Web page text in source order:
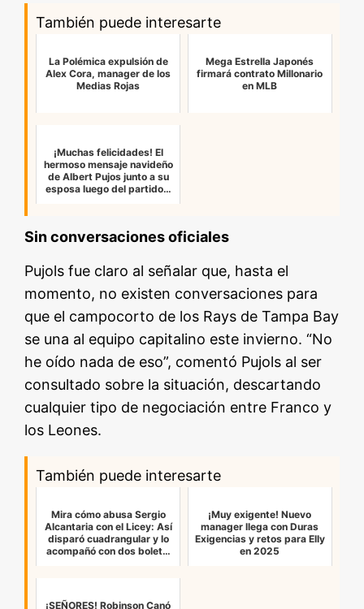
También puede interesarte
La Polémica expulsión de
Alex Cora, manager de los
Medias Rojas
Mega Estrella Japonés
firmará contrato Millonario
en MLB
¡Muchas felicidades! El
hermoso mensaje navideño
de Albert Pujos junto a su
esposa luego del partido…
Sin conversaciones oficiales
Pujols fue claro al señalar que, hasta el
momento, no existen conversaciones para
que el campocorto de los Rays de Tampa Bay
se una al equipo capitalino este invierno. “No
he oído nada de eso”, comentó Pujols al ser
consultado sobre la situación, descartando
cualquier tipo de negociación entre Franco y
los Leones.
También puede interesarte
Mira cómo abusa Sergio
Alcantaria con el Licey: Así
disparó cuadrangular y lo
acompañó con dos bolet…
¡Muy exigente! Nuevo
manager llega con Duras
Exigencias y retos para Elly
en 2025
¡SEÑORES! Robinson Canó